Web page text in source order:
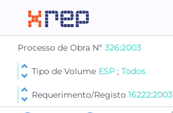
Processo de Obra Nº 326:2003
Tipo de Volume ESP ; Todos
Requerimento/Registo 16222:2003